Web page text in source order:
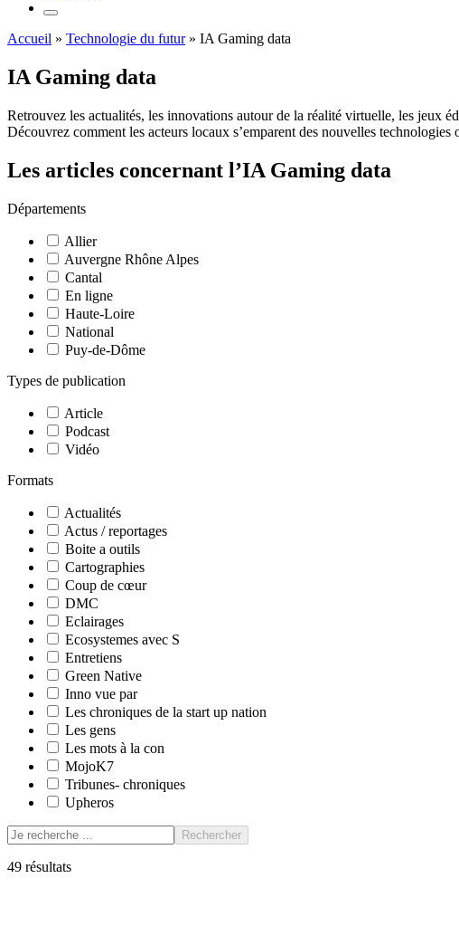
Accueil » Technologie du futur» IA Gaming data
IA Gaming data
Retrouvez les actualités, les innovations autour de la réalité virtuelle, les jeux
Découvrez comment les acteurs locaux s’emparent des nouvelles technologies
Les articles concernant l’IA Gaming data
Départements
Allier
Auvergne Rhône Alpes
Cantal
En ligne
Haute-Loire
National
Puy-de-Dôme
Types de publication
Article
Podcast
Vidéo
Formats
Actualités
Actus / reportages
Boite a outils
Cartographies
Coup de cœur
DMC
Eclairages
Ecosystemes avec S
Entretiens
Green Native
Inno vue par
Les chroniques de la start up nation
Les gens
Les mots à la con
MojoK7
Tribunes- chroniques
Upheros
Rechercher
49 résultats